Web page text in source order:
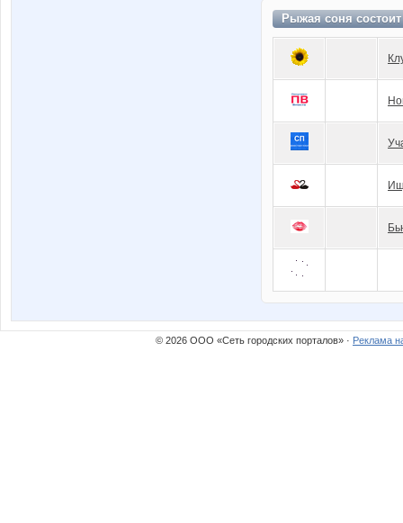
Рыжая соня
© 2026 ООО «Сеть городских порталов» · Реклама